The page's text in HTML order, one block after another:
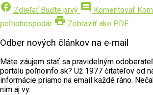
facebook Zdieľať Buďte prvý comment Komentovať
poľnohospodár print Zobraziť ako PDF
Odber nových článkov na e-mail
Máte záujem stať sa pravidelným
portálu poľnoinfo.sk? Už 1977 čitateľov od
informácie priamo na email každé ráno.
nim aj vy.